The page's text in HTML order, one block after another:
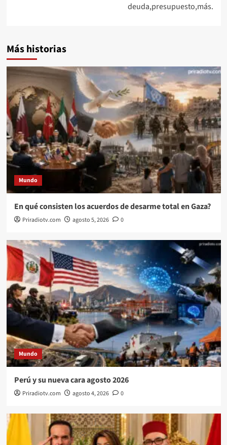
deuda,presupuesto,más.
Más historias
Mundo
En qué consisten los acuerdos de desarme total en Gaza?
Priradiotv.com agosto 5, 2026 0
Mundo
Perú y su nueva cara agosto 2026
Priradiotv.com agosto 4, 2026 0